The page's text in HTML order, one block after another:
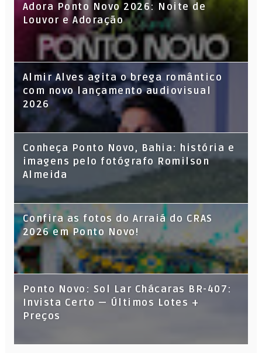
Adora Ponto Novo 2026: Noite de
Louvor e Adoração
Almir Alves agita o brega romântico
com novo lançamento audiovisual
2026
Conheça Ponto Novo, Bahia: história e
imagens pelo fotógrafo Romilson
Almeida
Confira as fotos do Arraiá do CRAS
2026 em Ponto Novo!
Ponto Novo: Sol Lar Chácaras BR-407:
Invista Certo — Últimos Lotes +
Preços